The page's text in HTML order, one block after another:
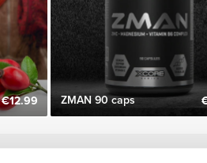
€12.99 ZMAN 90 caps